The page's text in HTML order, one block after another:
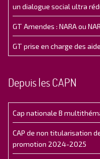
un dialogue social ultra
GT Amendes : NARA ou
GT prise en charge des
Depuis les CAPN
Cap nationale B
CAP de non titularisation
promotion 2024-2025